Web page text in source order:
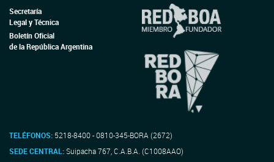
Secretaría
Legal y Técnica
Boletín Oficial
de la República Argentina
TELÉFONOS: 5218-8400 - 0810-345-BORA (2672)
SEDE CENTRAL:Suipacha 767, C.A.B.A. (C1008AAO)